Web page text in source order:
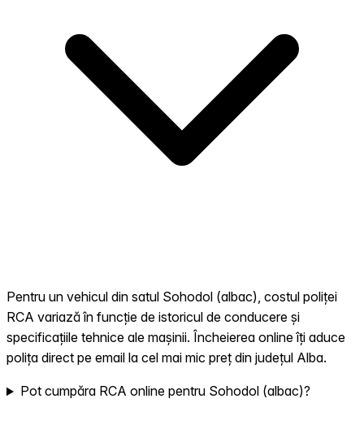
Pentru un vehicul din satul Sohodol (albac), costul poliței
RCA variază în funcție de istoricul de conducere și
specificațiile tehnice ale mașinii. Încheierea online îți aduce
polița direct pe email la cel mai mic preț din județul Alba.
Pot cumpăra RCA online pentru Sohodol (albac)?